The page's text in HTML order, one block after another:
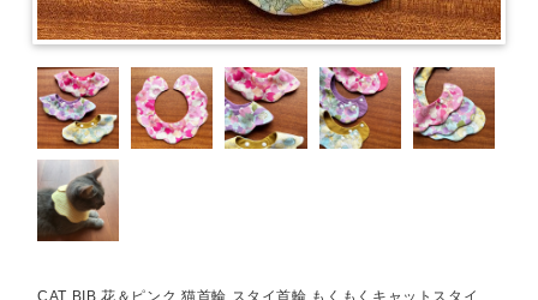
CAT BIB 花＆ピンク 猫首輪 スタイ首輪 もくもくキャットスタイ